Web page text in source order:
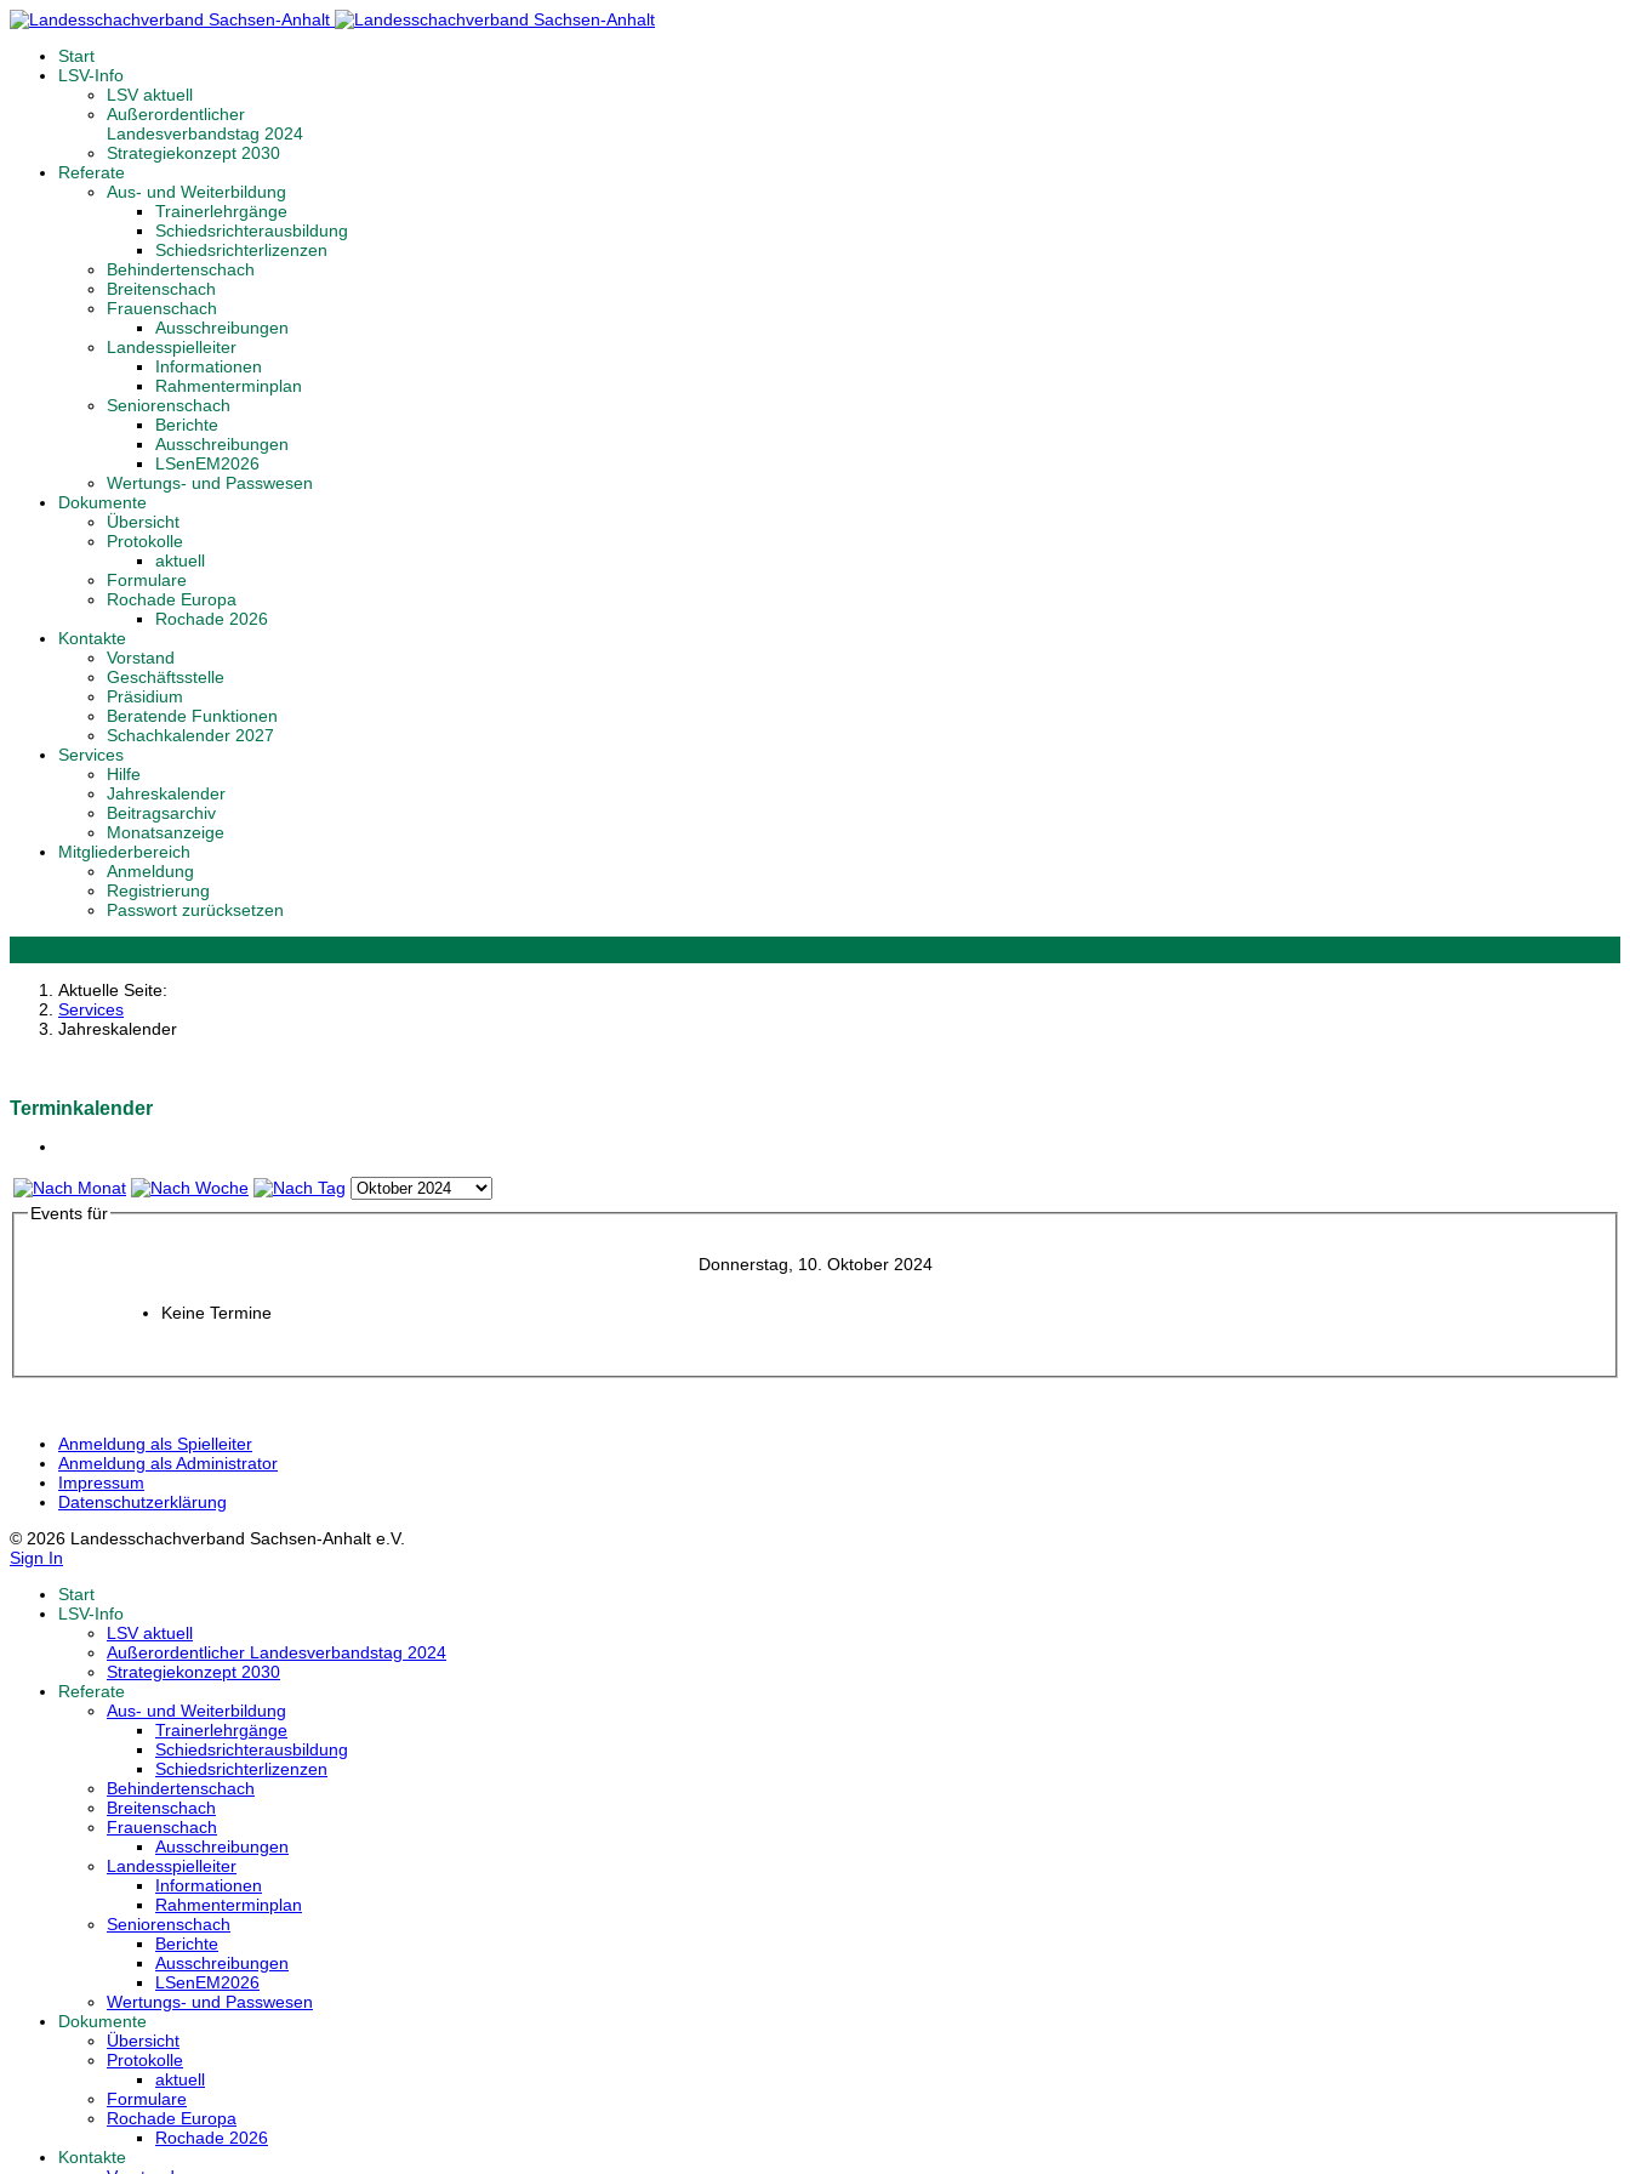
Start
LSV-Info
LSV aktuell
Außerordentlicher
Landesverbandstag 2024
Strategiekonzept 2030
Referate
Aus- und Weiterbildung
Trainerlehrgänge
Schiedsrichterausbildung
Schiedsrichterlizenzen
Behindertenschach
Breitenschach
Frauenschach
Ausschreibungen
Landesspielleiter
Informationen
Rahmenterminplan
Seniorenschach
Berichte
Ausschreibungen
LSenEM2026
Wertungs- und Passwesen
Dokumente
Übersicht
Protokolle
aktuell
Formulare
Rochade Europa
Rochade 2026
Kontakte
Vorstand
Geschäftsstelle
Präsidium
Beratende Funktionen
Schachkalender 2027
Services
Hilfe
Jahreskalender
Beitragsarchiv
Monatsanzeige
Mitgliederbereich
Anmeldung
Registrierung
Passwort zurücksetzen
Aktuelle Seite:
Services
Jahreskalender
Terminkalender
Events für
Donnerstag, 10. Oktober 2024
Keine Termine
Anmeldung als Spielleiter
Anmeldung als Administrator
Impressum
Datenschutzerklärung
© 2026 Landesschachverband Sachsen-Anhalt e.V.
Sign In
Start
LSV-Info
LSV aktuell
Außerordentlicher Landesverbandstag 2024
Strategiekonzept 2030
Referate
Aus- und Weiterbildung
Trainerlehrgänge
Schiedsrichterausbildung
Schiedsrichterlizenzen
Behindertenschach
Breitenschach
Frauenschach
Ausschreibungen
Landesspielleiter
Informationen
Rahmenterminplan
Seniorenschach
Berichte
Ausschreibungen
LSenEM2026
Wertungs- und Passwesen
Dokumente
Übersicht
Protokolle
aktuell
Formulare
Rochade Europa
Rochade 2026
Kontakte